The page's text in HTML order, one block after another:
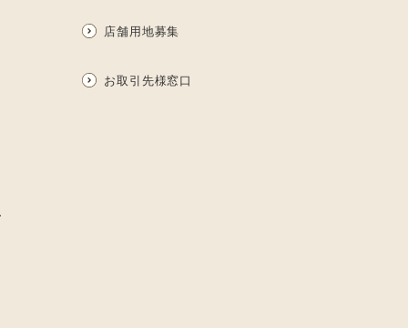
店舗用地募集
お取引先様窓口